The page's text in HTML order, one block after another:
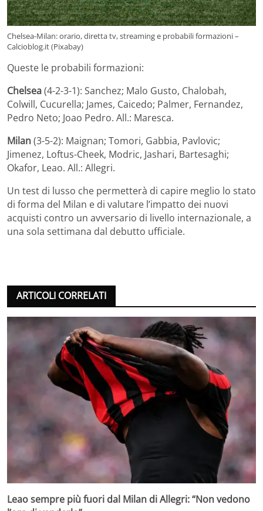
Chelsea-Milan: orario, diretta tv, streaming e probabili formazioni –
Calcioblog.it (Pixabay)
Queste le probabili formazioni:
Chelsea(4-2-3-1): Sanchez; Malo Gusto, Chalobah,
Colwill, Cucurella; James, Caicedo; Palmer, Fernandez,
Pedro Neto; Joao Pedro. All.: Maresca.
Milan(3-5-2): Maignan; Tomori, Gabbia, Pavlovic;
Jimenez, Loftus-Cheek, Modric, Jashari, Bartesaghi;
Okafor, Leao. All.: Allegri.
Un test di lusso che permetterà di capire meglio lo stato
di forma del Milan e di valutare l’impatto dei nuovi
acquisti contro un avversario di livello internazionale, a
una sola settimana dal debutto ufficiale.
ARTICOLI CORRELATI
Leao sempre più fuori dal Milan di Allegri: “Non vedono